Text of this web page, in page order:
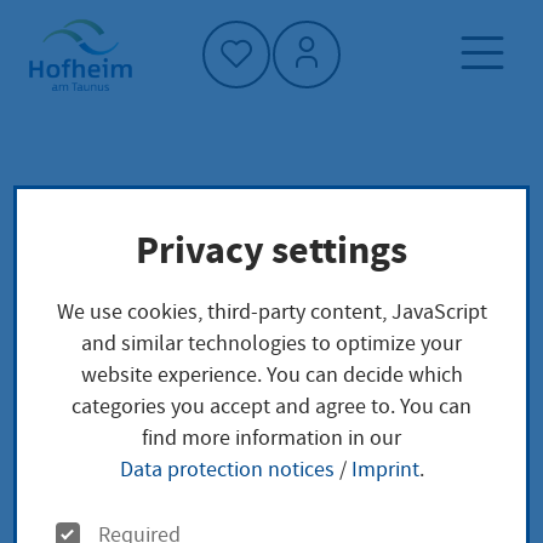
Home"
Society and social affairs
Senior Citizens
Senior Citizens
Privacy settings
We use cookies, third-party content, JavaScript
and similar technologies to optimize your
website experience. You can decide which
categories you accept and agree to. You can
find more information in our
Data protection notices / Imprint.
O
Required